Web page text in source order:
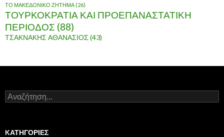
ΤΟ ΜΑΚΕΔΟΝΙΚΟ ΖΗΤΗΜΑ (26)
ΤΟΥΡΚΟΚΡΑΤΙΑ ΚΑΙ ΠΡΟΕΠΑΝΑΣΤΑΤΙΚΗ
ΠΕΡΙΟΔΟΣ (88)
ΤΣΑΚΝΑΚΗΣ ΑΘΑΝΑΣΙΟΣ (43)
Α
ν
ή
KΑΤΗΓΟΡΊΕΣ